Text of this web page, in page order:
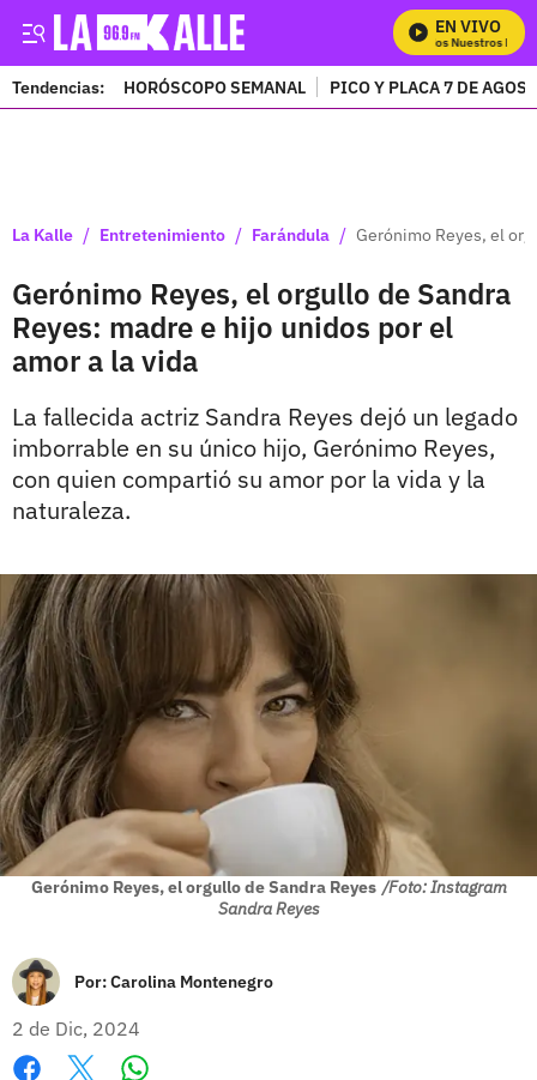
EN VIVO
Mira Todos Nuestros
Tendencias: HORÓSCOPO SEMANAL PICO Y PLACA 7 DE
La Kalle / Entretenimiento / Farándula / Gerónimo Reyes, el
Gerónimo Reyes, el orgullo de Sandra
Reyes: madre e hijo unidos por el
amor a la vida
La fallecida actriz Sandra Reyes dejó un legado
imborrable en su único hijo, Gerónimo Reyes,
con quien compartió su amor por la vida y la
naturaleza.
Gerónimo Reyes, el orgullo de Sandra Reyes /Foto: Instagram
Sandra Reyes
Por:Carolina Montenegro
2 de Dic, 2024